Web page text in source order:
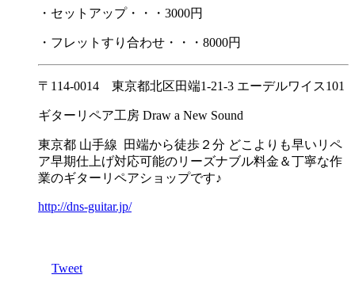
・セットアップ・・・3000円
・フレットすり合わせ・・・8000円
〒114-0014 東京都北区田端1-21-3 エーデルワイス101
ギターリペア工房 Draw a New Sound
東京都 山手線 田端から徒歩２分 どこよりも早いリペ
ア早期仕上げ対応可能のリーズナブル料金＆丁寧な作
業のギターリペアショップです♪
http://dns-guitar.jp/
Tweet